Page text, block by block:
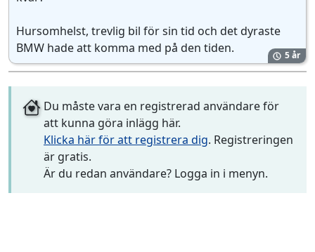
Hursomhelst, trevlig bil för sin tid och det dyraste
BMW hade att komma med på den tiden.
5 år
Du måste vara en registrerad användare för
att kunna göra inlägg här.
Klicka här för att registrera dig. Registreringen
är gratis.
Är du redan användare? Logga in i menyn.